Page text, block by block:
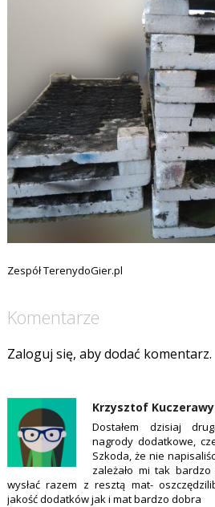
Zespół TerenydoGier.pl
Komentarze
Zaloguj się, aby dodać komentarz.
Krzysztof Kuczerawy
Dostałem dzisiaj
nagrody dodatkowe,
Szkoda, że nie
zależało mi tak
wysłać razem z resztą mat-
jakość dodatków jak i mat bardzo dobra